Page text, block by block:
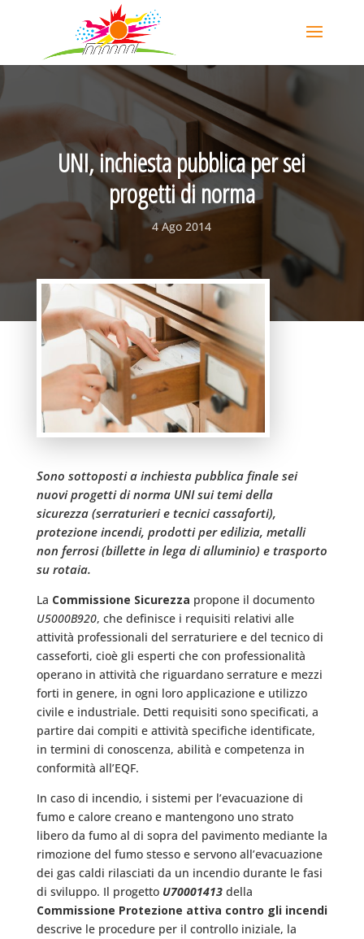
UNI, inchiesta pubblica per sei
progetti di norma
4 Ago 2014
Sono sottoposti a inchiesta pubblica finale sei
nuovi progetti di norma UNI sui temi della
sicurezza (serraturieri e tecnici cassaforti),
protezione incendi, prodotti per edilizia, metalli
non ferrosi (billette in lega di alluminio) e trasporto
su rotaia.
La Commissione Sicurezza propone il documento
U5000B920, che definisce i requisiti relativi alle
attività professionali del serraturiere e del tecnico di
casseforti, cioè gli esperti che con professionalità
operano in attività che riguardano serrature e mezzi
forti in genere, in ogni loro applicazione e utilizzo
civile e industriale. Detti requisiti sono specificati, a
partire dai compiti e attività specifiche identificate,
in termini di conoscenza, abilità e competenza in
conformità all’EQF.
In caso di incendio, i sistemi per l’evacuazione di
fumo e calore creano e mantengono uno strato
libero da fumo al di sopra del pavimento mediante la
rimozione del fumo stesso e servono all’evacuazione
dei gas caldi rilasciati da un incendio durante le fasi
di sviluppo. Il progetto U70001413della
Commissione Protezione attiva contro gli incendi
descrive le procedure per il controllo iniziale, la